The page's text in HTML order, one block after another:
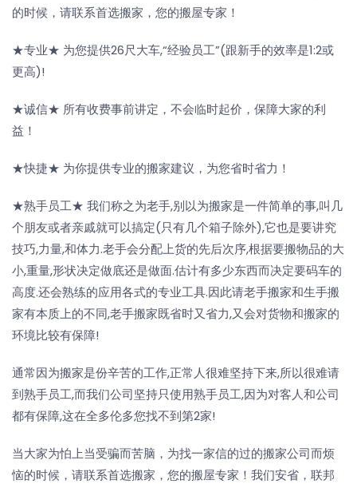
的时候，请联系首选搬家，您的搬屋专家！
★专业★ 为您提供26尺大车,“经验员工”(跟新手的效率是1:2或
更高)!
★诚信★ 所有收费事前讲定，不会临时起价，保障大家的利
益！
★快捷★ 为你提供专业的搬家建议，为您省时省力！
★熟手员工★ 我们称之为老手,别以为搬家是一件简单的事,叫几
个朋友或者亲戚就可以搞定(只有几个箱子除外),它也是要讲究
技巧,力量,和体力.老手会分配上货的先后次序,根据要搬物品的大
小,重量,形状决定做底还是做面.估计有多少东西而决定要码车的
高度.还会熟练的应用各式的专业工具.因此请老手搬家和生手搬
家有本质上的不同,老手搬家既省时又省力,又会对货物和搬家的
环境比较有保障!
通常因为搬家是份辛苦的工作,正常人很难坚持下来,所以很难请
到熟手员工,而我们公司坚持只使用熟手员工,因为对客人和公司
都有保障,这在全多伦多您找不到第2家!
当大家为怕上当受骗而苦脑，为找一家信的过的搬家公司而烦
恼的时候，请联系首选搬家，您的搬屋专家！我们安省，联邦